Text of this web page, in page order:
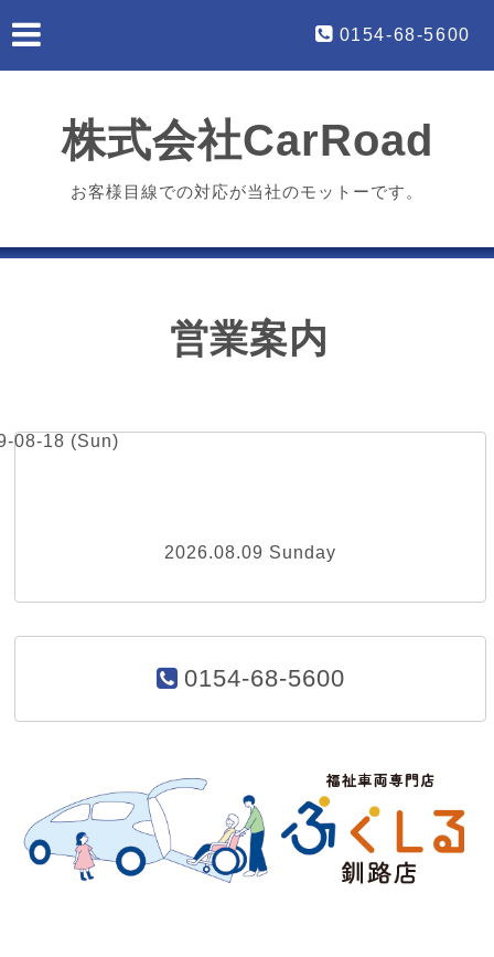
0154-68-5600
株式会社CarRoad
お客様目線での対応が当社のモットーです。
営業案内
08-18 (Sun)
2026.08.09 Sunday
0154-68-5600